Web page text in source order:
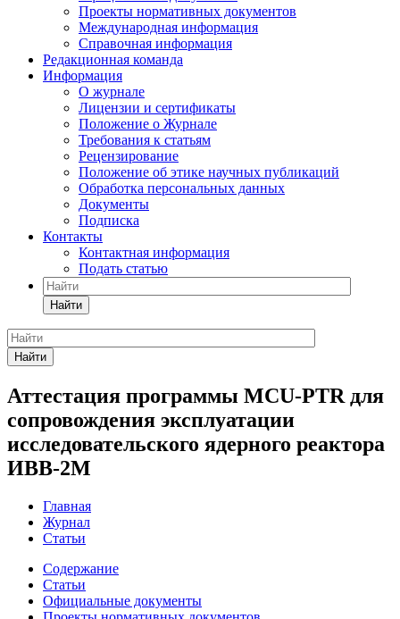
Проекты нормативных документов
Международная информация
Справочная информация
Редакционная команда
Информация
О журнале
Лицензии и сертификаты
Положение о Журнале
Требования к статьям
Рецензирование
Положение об этике научных публикаций
Обработка персональных данных
Документы
Подписка
Контакты
Контактная информация
Подать статью
Найти
Найти
Аттестация программы MCU-PTR для
сопровождения эксплуатации
исследовательского ядерного реактора
ИВВ-2М
Главная
Журнал
Статьи
Содержание
Статьи
Официальные документы